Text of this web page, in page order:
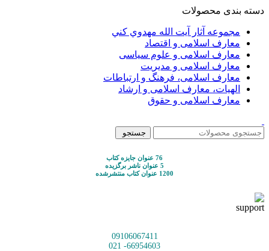
دسته بندی محصولات
مجموعه آثار آيت الله مهدوي كني
معارف اسلامی و اقتصاد
معارف اسلامی و علوم سیاسی
معارف اسلامی و مدیریت
معارف اسلامی، فرهنگ و ارتباطات
الهیات، معارف اسلامی و ارشاد
معارف اسلامی و حقوق
جستجو
76 عنوان جایزه کتاب
5 عنوان ناشر برگزیده
1200 عنوان کتاب منتشرشده
09106067411
66954603- 021